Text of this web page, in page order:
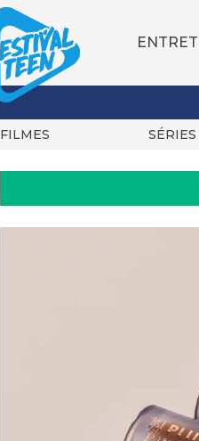
FILMES SÉRIES